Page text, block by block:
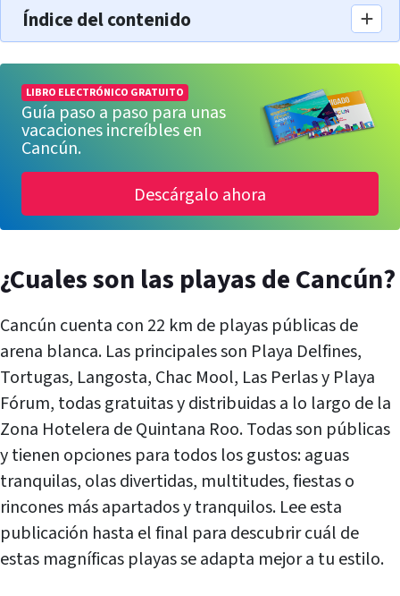
Índice del contenido
LIBRO ELECTRÓNICO GRATUITO
Guía paso a paso para unas
vacaciones increíbles en
Cancún.
Descárgalo ahora
¿Cuales son las playas de Cancún?
Cancún cuenta con 22 km de playas públicas de
arena blanca. Las principales son Playa Delfines,
Tortugas, Langosta, Chac Mool, Las Perlas y Playa
Fórum, todas gratuitas y distribuidas a lo largo de la
Zona Hotelera de Quintana Roo. Todas son públicas
y tienen opciones para todos los gustos: aguas
tranquilas, olas divertidas, multitudes, fiestas o
rincones más apartados y tranquilos. Lee esta
publicación hasta el final para descubrir cuál de
estas magníficas playas se adapta mejor a tu estilo.